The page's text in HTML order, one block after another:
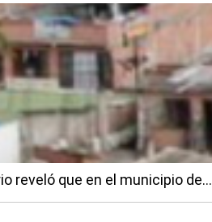
reveló que en el municipio de...